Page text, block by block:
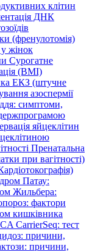
клітин
ДНК
(френулотомія)
у жінок
Сурогатне
(ВМІ)
ЕКЗ (штучне
азоспермії
симптоми,
яйцеклітин
Пренатальна
при вагітності)
Патау:
Жильбера:
фактори
кишківника
CarrierSeq: тест
причини,
причини,